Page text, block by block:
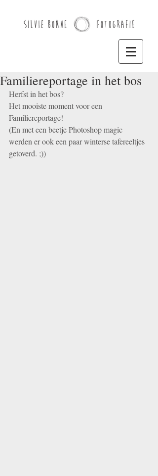
Familiereportage in het bos
Herfst in het bos?
Het mooiste moment voor een
Familiereportage!
(En met een beetje Photoshop magic
werden er ook een paar winterse tafereeltjes
getoverd. ;))